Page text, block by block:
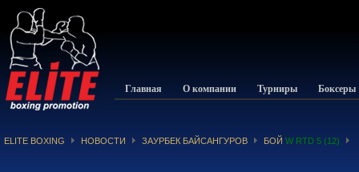
Главная О компании Турниры Боксеры
ELITE BOXING НОВОСТИ ЗАУРБЕК БАЙСАНГУРОВ БОЙ W RTD 5 (12)